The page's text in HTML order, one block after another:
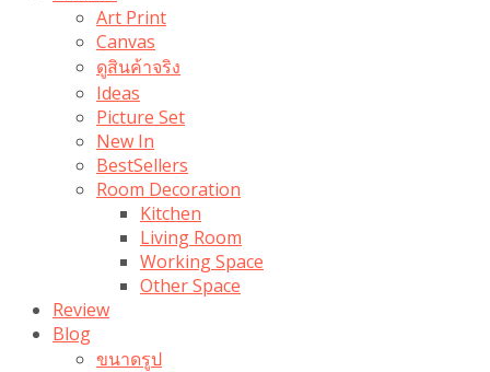
Art Print
Canvas
ดูสินค้าจริง
Ideas
Picture Set
New In
BestSellers
Room Decoration
Kitchen
Living Room
Working Space
Other Space
Review
Blog
ขนาดรูป